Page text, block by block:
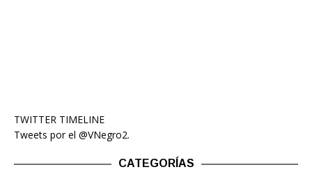
TWITTER TIMELINE
Tweets por el @VNegro2.
CATEGORÍAS